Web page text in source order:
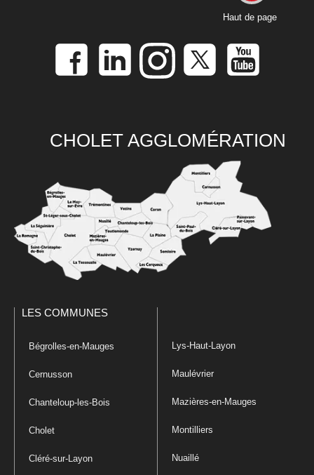
Haut de page
CHOLET AGGLOMÉRATION
LES COMMUNES
Bégrolles-en-Mauges
Cernusson
Chanteloup-les-Bois
Cholet
Cléré-sur-Layon
Lys-Haut-Layon
Maulévrier
Mazières-en-Mauges
Montilliers
Nuaillé